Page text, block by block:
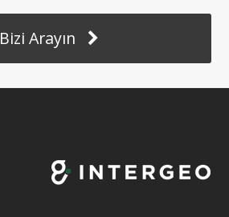
t
e
Bizi Arayın